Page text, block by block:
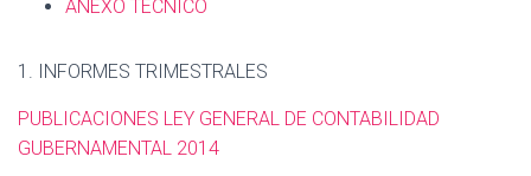
ANEXO TÉCNICO
1. INFORMES TRIMESTRALES
PUBLICACIONES LEY GENERAL DE CONTABILIDAD
GUBERNAMENTAL 2014